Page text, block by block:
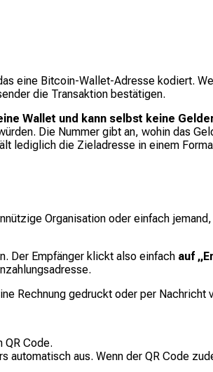
eine Bitcoin-Wallet-Adresse kodiert.
die Transaktion bestätigen.
Wallet und kann selbst keine
Die Nummer gibt an, wohin das
lediglich die Zieladresse in einem
Organisation oder einfach
Der Empfänger klickt also einfach auf
Rechnung gedruckt oder per Nachricht
QR Code.
automatisch aus. Wenn der QR Code